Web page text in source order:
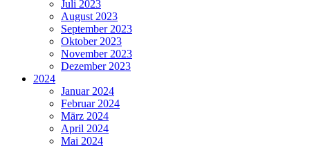
Juli 2023
August 2023
September 2023
Oktober 2023
November 2023
Dezember 2023
2024
Januar 2024
Februar 2024
März 2024
April 2024
Mai 2024